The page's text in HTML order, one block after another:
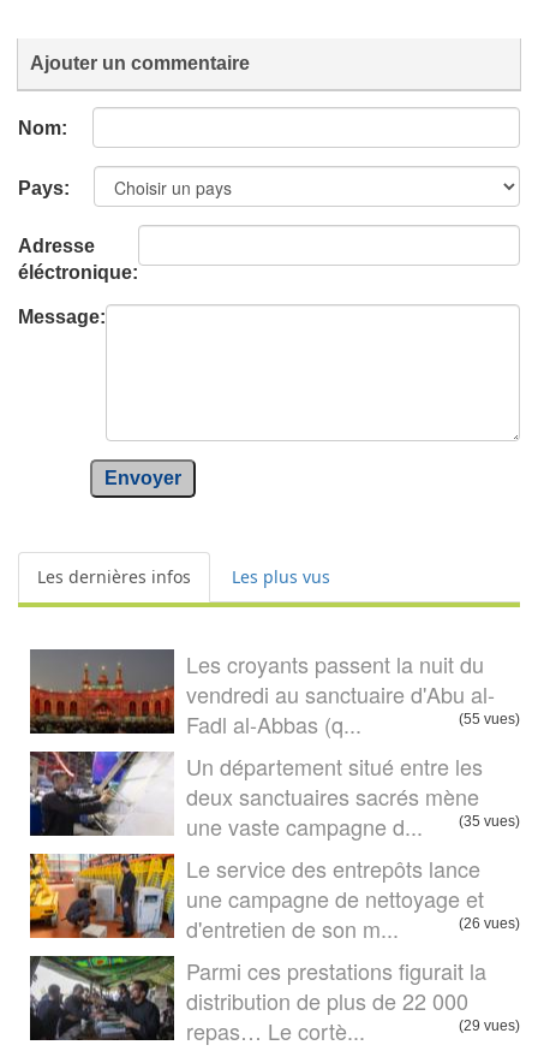
Ajouter un commentaire
Nom:
Pays:
Adresse
éléctronique:
Message:
Envoyer
Les dernières infos Les plus vus
Les croyants passent la nuit du
vendredi au sanctuaire d'Abu al-
Fadl al-Abbas (q...
(55 vues)
Un département situé entre les
deux sanctuaires sacrés mène
une vaste campagne d...
(35 vues)
Le service des entrepôts lance
une campagne de nettoyage et
d'entretien de son m...
(26 vues)
Parmi ces prestations figurait la
distribution de plus de 22 000
repas… Le cortè...
(29 vues)